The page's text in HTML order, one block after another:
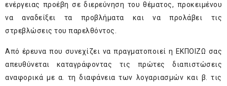
ενέργειας προέβη σε διερεύνηση του θέματος, προκειμένου
να αναδείξει τα προβλήματα και να προλάβει τις
στρεβλώσεις του παρελθόντος.
Από έρευνα που συνεχίζει να πραγματοποιεί η ΕΚΠΟΙΖΩ σας
απευθύνεται καταγράφοντας τις πρώτες διαπιστώσεις
αναφορικά με α. τη διαφάνεια των λογαριασμών και β. τις